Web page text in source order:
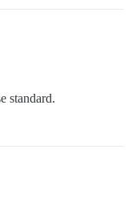
standard.